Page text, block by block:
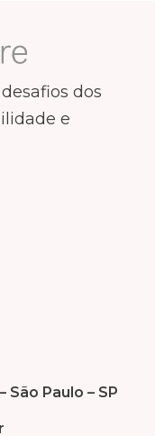
dos
e
São Paulo – SP